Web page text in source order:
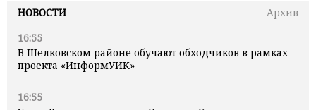
НОВОСТИ
Архив
16:55
В Шелковском районе обучают обходчиков в рамках
проекта «ИнформУИК»
16:55